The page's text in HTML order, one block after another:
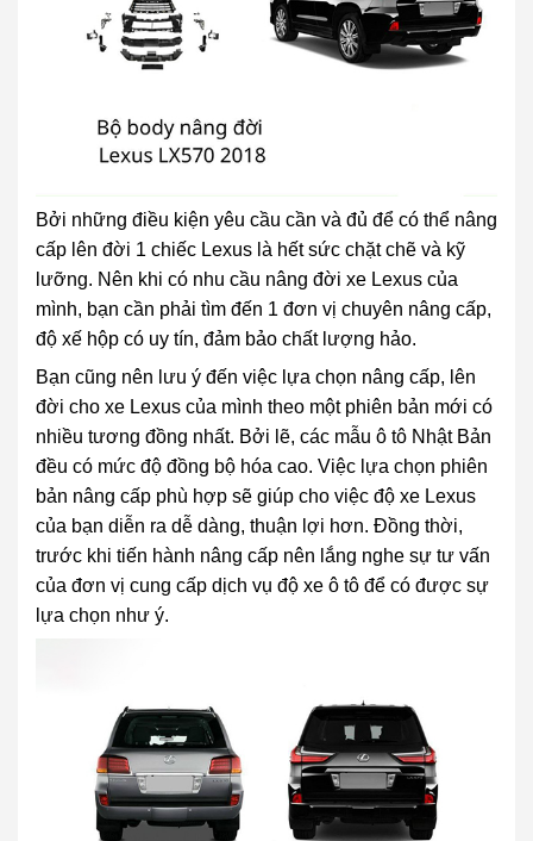
Bởi những điều kiện yêu cầu cần và đủ để có thể nâng
cấp lên đời 1 chiếc Lexus là hết sức chặt chẽ và kỹ
lưỡng. Nên khi có nhu cầu nâng đời xe Lexus của
mình, bạn cần phải tìm đến 1 đơn vị chuyên nâng cấp,
độ xế hộp có uy tín, đảm bảo chất lượng hảo.
Bạn cũng nên lưu ý đến việc lựa chọn nâng cấp, lên
đời cho xe Lexus của mình theo một phiên bản mới có
nhiều tương đồng nhất. Bởi lẽ, các mẫu ô tô Nhật Bản
đều có mức độ đồng bộ hóa cao. Việc lựa chọn phiên
bản nâng cấp phù hợp sẽ giúp cho việc độ xe Lexus
của bạn diễn ra dễ dàng, thuận lợi hơn. Đồng thời,
trước khi tiến hành nâng cấp nên lắng nghe sự tư vấn
của đơn vị cung cấp dịch vụ độ xe ô tô để có được sự
lựa chọn như ý.